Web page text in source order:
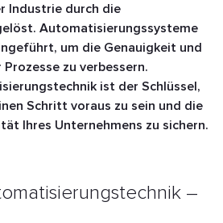
Industrie durch die
Automatisierungssysteme
um die Genauigkeit und
zu verbessern.
ist der Schlüssel,
Schritt voraus zu sein und die
Ihres Unternehmens zu sichern.
–